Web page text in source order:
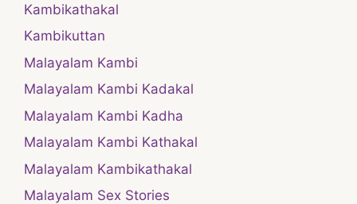
Kambikathakal
Kambikuttan
Malayalam Kambi
Malayalam Kambi Kadakal
Malayalam Kambi Kadha
Malayalam Kambi Kathakal
Malayalam Kambikathakal
Malayalam Sex Stories